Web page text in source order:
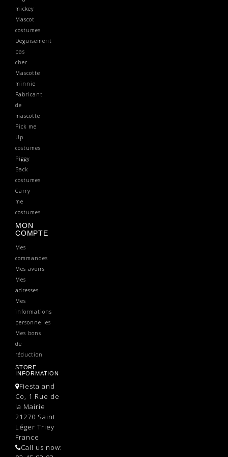
mickey
Mascot
costumes
Deguisement
pas
cher
Mascotte
minnie
Fabricant
de
mascotte
Pick me
Up
costumes
Piggy
Back
costumes
Carry
me
costumes
MON
COMPTE
Mes
commandes
Mes avoirs
Mes
adresses
Mes
informations
personnelles
Mes bons
de
réduction
STORE
INFORMATION
Fiesta and
Co, 1 Rue de
la Mairie
21270 Saint
Léger Triey
France
Call us now: